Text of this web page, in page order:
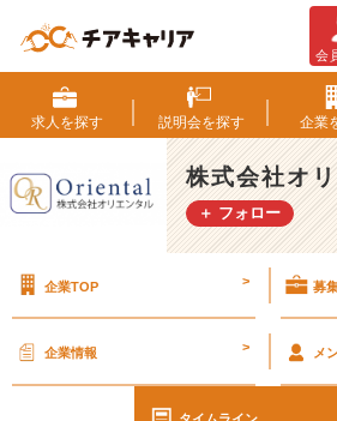
会
い
と
別
れ
の
式
オ
会
求人を探す 説明会を探す 企業
株式会社オ
＋ フォロー
企業TOP > 募
企業情報 > メ